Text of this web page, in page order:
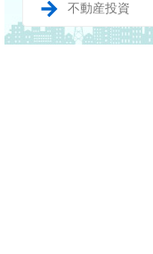
不動産投資